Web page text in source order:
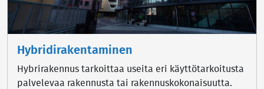
Hybridirakentaminen
Hybrirakennus tarkoittaa useita eri käyttötarkoitusta
palvelevaa rakennusta tai rakennuskokonaisuutta.